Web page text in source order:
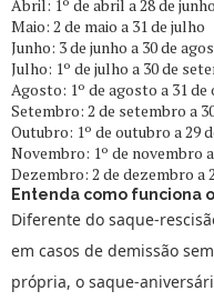
Abril: 1º de abril a 28 de junho
Maio: 2 de maio a 31 de julho
Junho: 3 de junho a 30 de
Julho: 1º de julho a 30 de
Agosto: 1º de agosto a 31 de
Setembro: 2 de setembro a
Outubro: 1º de outubro a 29
Novembro: 1º de novembro
Dezembro: 2 de dezembro a
Entenda como funciona
Diferente do saque-
em casos de demissão
própria, o saque-